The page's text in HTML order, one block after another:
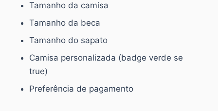
Tamanho da camisa
Tamanho da beca
Tamanho do sapato
Camisa personalizada (badge verde se
true)
Preferência de pagamento